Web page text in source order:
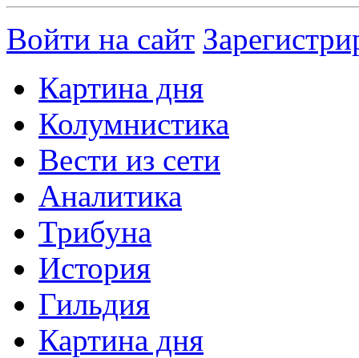
Войти на сайт
Картина дня
Колумнистика
Вести из сети
Аналитика
Трибуна
История
Гильдия
Картина дня